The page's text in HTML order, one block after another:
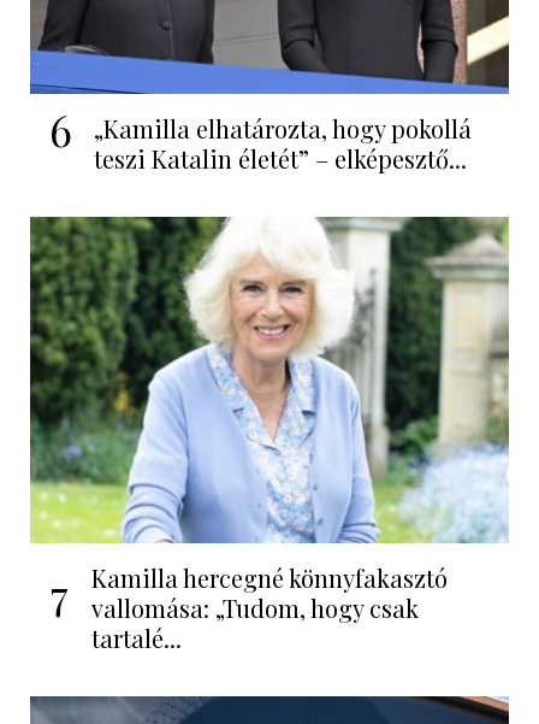
6
„Kamilla elhatározta, hogy pokollá
teszi Katalin életét” – elképesztő...
7
Kamilla hercegné könnyfakasztó
vallomása: „Tudom, hogy csak
tartalé...